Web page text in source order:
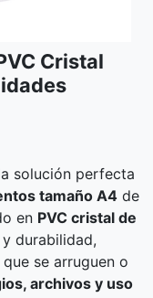
Cristal
solución perfecta
tamaño A4 de
en PVC cristal de
durabilidad,
se arruguen o
archivos y uso